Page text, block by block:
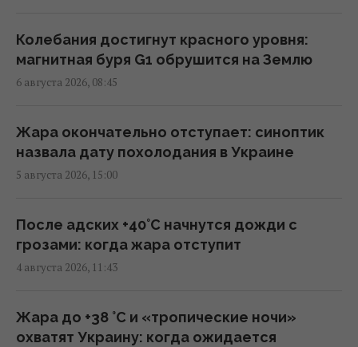
средств ПВО в США
11:43 четверг, 06 августа 2026
России возросло на 250%
10:47 четверг, 06 августа 2026
парламента Британии предложил создать
новый союз
09:29 четверг, 06 августа 2026
Трамп "наехал" на Хегсета из-за острой
нехватки ракет для ПВО, – WP
Колебания достигнут красного уровня:
магнитная буря G1 обрушится на Землю
6 августа 2026, 08:45
Жара окончательно отступает: синоптик
назвала дату похолодания в Украине
5 августа 2026, 15:00
После адских +40°C начнутся дожди с
грозами: когда жара отступит
4 августа 2026, 11:43
Жара до +38 °С и «тропические ночи»
охватят Украину: когда ожидается